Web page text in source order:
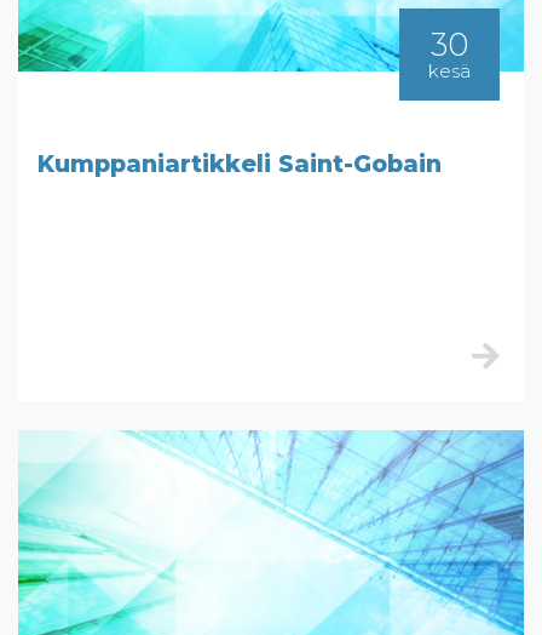
30
kesä
Kumppaniartikkeli Saint-Gobain